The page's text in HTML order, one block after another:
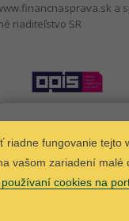
riadne fungovanie tejto
vašom zariadení malé
cookies na
a
riaditeľstvo SR